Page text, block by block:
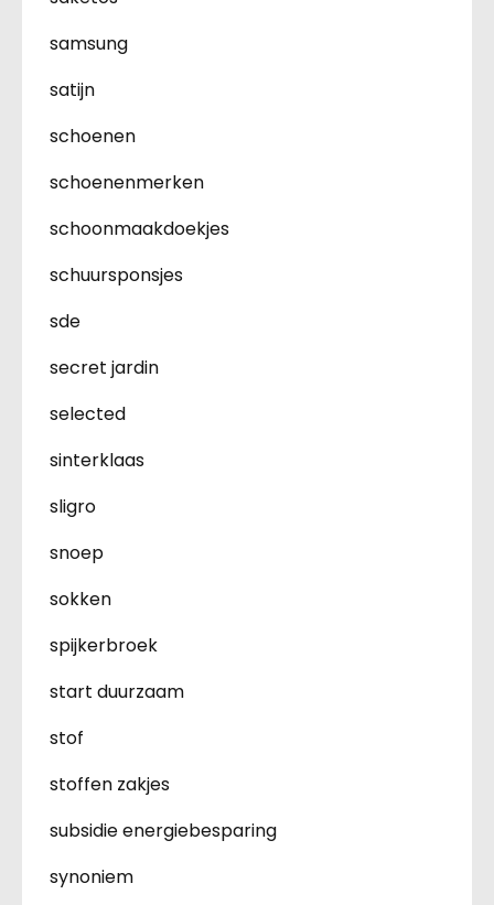
samsung
satijn
schoenen
schoenenmerken
schoonmaakdoekjes
schuursponsjes
sde
secret jardin
selected
sinterklaas
sligro
snoep
sokken
spijkerbroek
start duurzaam
stof
stoffen zakjes
subsidie energiebesparing
synoniem